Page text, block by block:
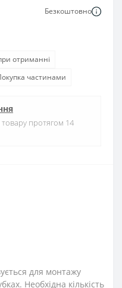
Безкоштовно
отриманні
частинами
протягом 14
для монтажу
Необхідна кількість